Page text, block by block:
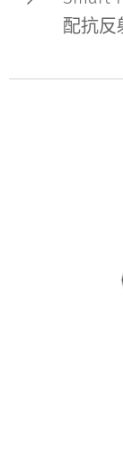
配抗反